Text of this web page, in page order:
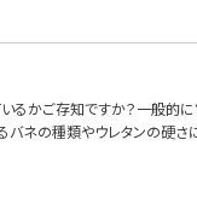
るかご存知ですか？一般的
バネの種類やウレタンの硬さ